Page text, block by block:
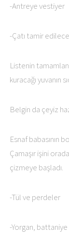
-Antreye
-Çatı tamir
Listenin
kuracağı yuvanın
Belgin da çeyiz
Esnaf babasının
Çamaşır işini
çizmeye başladı.
-Tül ve
-Yorgan,